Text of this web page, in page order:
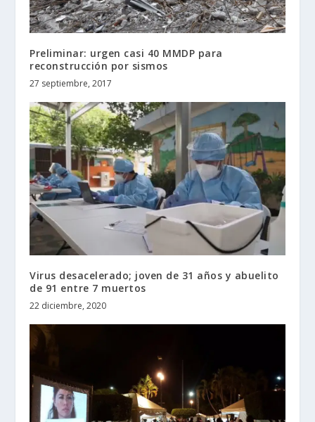
Preliminar: urgen casi 40 MMDP para
reconstrucción por sismos
27 septiembre, 2017
Virus desacelerado; joven de 31 años y abuelito
de 91 entre 7 muertos
22 diciembre, 2020